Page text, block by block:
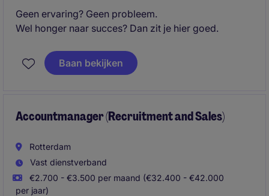
Geen ervaring? Geen probleem.
Wel honger naar succes? Dan zit je hier goed.
Baan bekijken
Accountmanager (Recruitment and Sales)
Rotterdam
Vast dienstverband
€2.700 - €3.500 per maand (€32.400 - €42.000
per jaar)